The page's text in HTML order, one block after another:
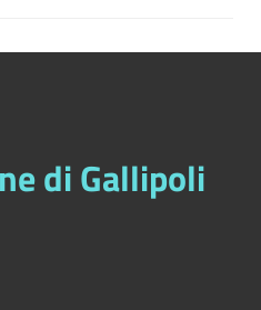
di Gallipoli